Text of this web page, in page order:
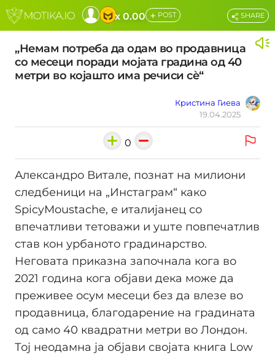
x 0.00 + POST
„Немам потреба да одам во продавница
со месеци поради мојата градина од 40
метри во којашто има речиси сѐ“
Кристина Гиева
19.04.2025
SHARE
0
Александро Витале, познат на милиони
следбеници на „Инстаграм“ како
SpicyMoustache, е италијанец со
впечатливи тетоважи и уште повпечатлив
став кон урбаното градинарство.
Неговата приказна започнала кога во
2021 година кога објави дека може да
преживее осум месеци без да влезе во
продавница, благодарение на градината
од само 40 квадратни метри во Лондон.
Тој неодамна ја објави својата книга Low